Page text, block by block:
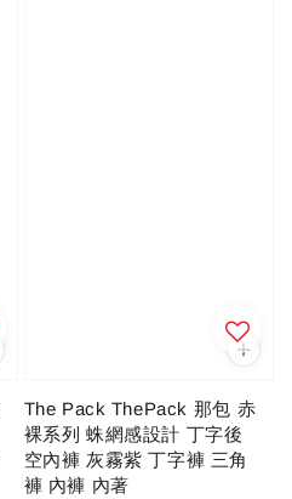
The Pack ThePack 那包 赤
裸系列 蛛網感設計 丁字後
空內褲 灰霧紫 丁字褲 三角
褲 內褲 內著